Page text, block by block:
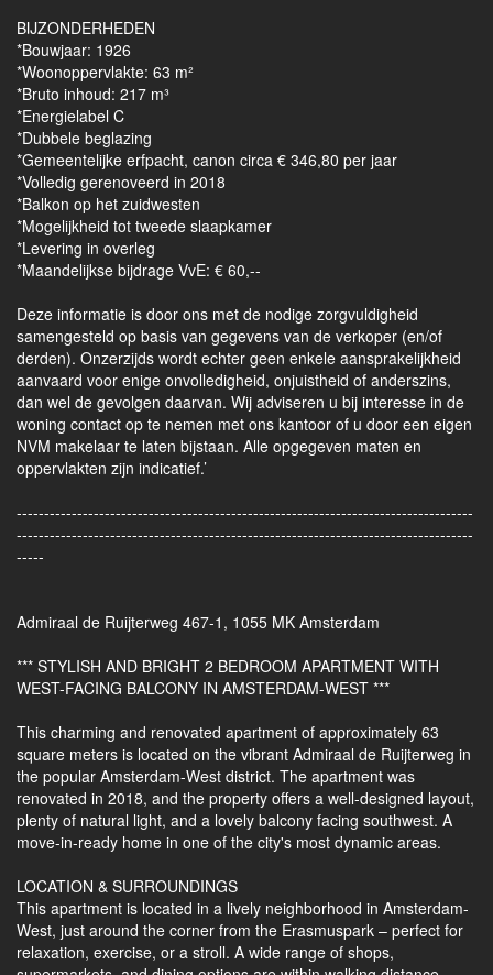
BIJZONDERHEDEN
*Bouwjaar: 1926
*Woonoppervlakte: 63 m²
*Bruto inhoud: 217 m³
*Energielabel C
*Dubbele beglazing
*Gemeentelijke erfpacht, canon circa € 346,80 per jaar
*Volledig gerenoveerd in 2018
*Balkon op het zuidwesten
*Mogelijkheid tot tweede slaapkamer
*Levering in overleg
*Maandelijkse bijdrage VvE: € 60,--
Deze informatie is door ons met de nodige zorgvuldigheid
samengesteld op basis van gegevens van de verkoper (en/of
derden). Onzerzijds wordt echter geen enkele aansprakelijkheid
aanvaard voor enige onvolledigheid, onjuistheid of anderszins,
dan wel de gevolgen daarvan. Wij adviseren u bij interesse in de
woning contact op te nemen met ons kantoor of u door een eigen
NVM makelaar te laten bijstaan. Alle opgegeven maten en
oppervlakten zijn indicatief.’
-----------------------------------------------------------------------------------
-----------------------------------------------------------------------------------
-----
Admiraal de Ruijterweg 467-1, 1055 MK Amsterdam
*** STYLISH AND BRIGHT 2 BEDROOM APARTMENT WITH
WEST-FACING BALCONY IN AMSTERDAM-WEST ***
This charming and renovated apartment of approximately 63
square meters is located on the vibrant Admiraal de Ruijterweg in
the popular Amsterdam-West district. The apartment was
renovated in 2018, and the property offers a well-designed layout,
plenty of natural light, and a lovely balcony facing southwest. A
move-in-ready home in one of the city's most dynamic areas.
LOCATION & SURROUNDINGS
This apartment is located in a lively neighborhood in Amsterdam-
West, just around the corner from the Erasmuspark – perfect for
relaxation, exercise, or a stroll. A wide range of shops,